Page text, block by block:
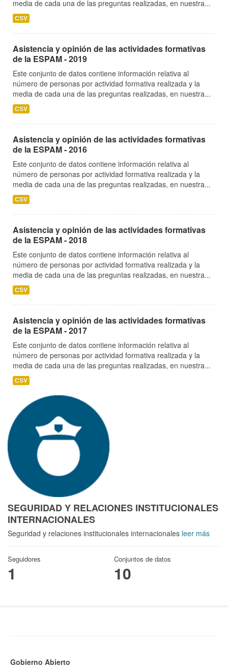
media de cada una de las preguntas realizadas, en nuestra...
CSV
Asistencia y opinión de las actividades formativas
de la ESPAM - 2019
Este conjunto de datos contiene información relativa al
número de personas por actividad formativa realizada y la
media de cada una de las preguntas realizadas, en nuestra...
CSV
Asistencia y opinión de las actividades formativas
de la ESPAM - 2016
Este conjunto de datos contiene información relativa al
número de personas por actividad formativa realizada y la
media de cada una de las preguntas realizadas, en nuestra...
CSV
Asistencia y opinión de las actividades formativas
de la ESPAM - 2018
Este conjunto de datos contiene información relativa al
número de personas por actividad formativa realizada y la
media de cada una de las preguntas realizadas, en nuestra...
CSV
Asistencia y opinión de las actividades formativas
de la ESPAM - 2017
Este conjunto de datos contiene información relativa al
número de personas por actividad formativa realizada y la
media de cada una de las preguntas realizadas, en nuestra...
CSV
SEGURIDAD Y RELACIONES INSTITUCIONALES
INTERNACIONALES
Seguridad y relaciones institucionales internacionales leer más
Seguidores
1
Conjuntos de datos
10
Gobierno Abierto